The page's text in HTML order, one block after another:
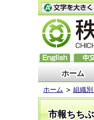
ホーム
ホーム 組織
市報ちち